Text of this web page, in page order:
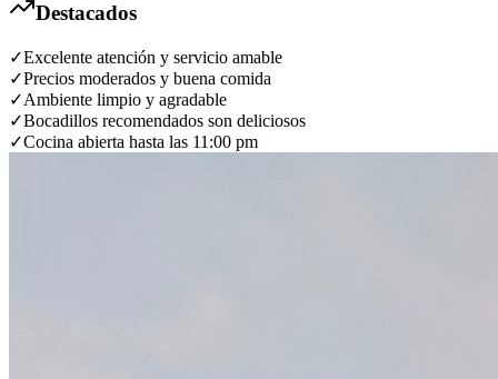
Destacados
✓Excelente atención y servicio amable
✓Precios moderados y buena comida
✓Ambiente limpio y agradable
✓Bocadillos recomendados son deliciosos
✓Cocina abierta hasta las 11:00 pm